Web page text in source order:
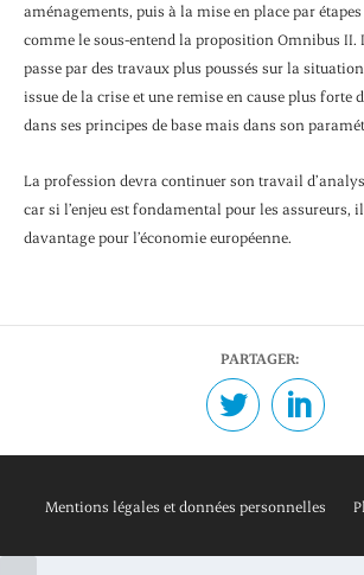
aménagements, puis à la mise en place par
comme le sous-entend la proposition Omnibus II.
passe par des travaux plus poussés sur la
issue de la crise et une remise en cause plus forte
dans ses principes de base mais dans son
La profession devra continuer son travail
car si l’enjeu est fondamental pour les assureurs, il
davantage pour l’économie européenne.
PARTAGER:
Mentions légales et données personnelles